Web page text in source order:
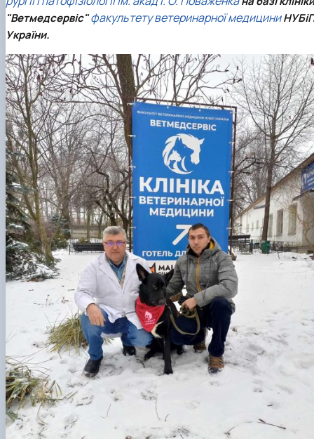
"Ветмедсервіс"факультету ветеринарної медицини
України.